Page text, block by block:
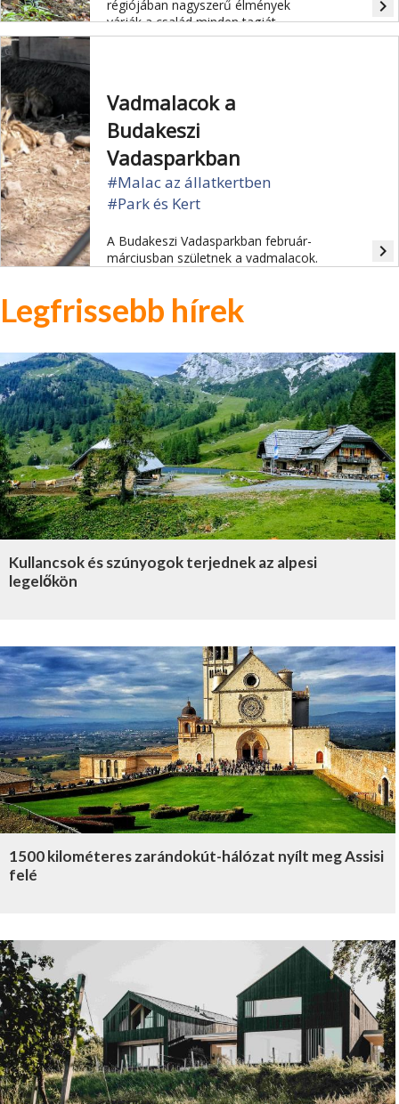
régiójában nagyszerű élmények
várják a család minden tagját.
navigate_next
Vadmalacok a
Budakeszi
Vadasparkban
#Malac az állatkertben
#Park és Kert
A Budakeszi Vadasparkban február-
márciusban születnek a vadmalacok.
navigate_next
Legfrissebb hírek
Kullancsok és szúnyogok terjednek az alpesi
legelőkön
1500 kilométeres zarándokút-hálózat nyílt meg Assisi
felé